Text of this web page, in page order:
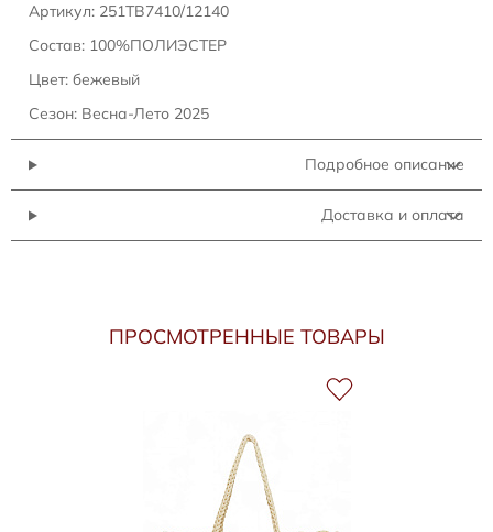
Артикул: 251TB7410/12140
Состав: 100%ПОЛИЭСТЕР
Цвет: бежевый
Сезон: Весна-Лето 2025
Подробное описание
Доставка и оплата
ПРОСМОТРЕННЫЕ ТОВАРЫ